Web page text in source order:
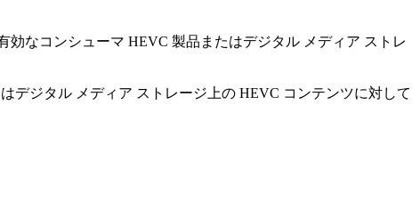
効なコンシューマ HEVC 製品またはデジタル メディア ストレ
デジタル メディア ストレージ上の HEVC コンテンツに対して